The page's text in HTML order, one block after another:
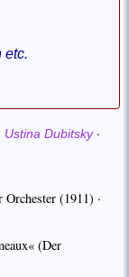
etc.
Ustina Dubitsky·
(1911) ·
(Der